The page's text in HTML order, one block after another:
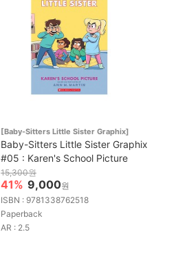
[Baby-Sitters Little Sister Graphix]
Baby-Sitters Little Sister Graphix
#05 : Karen's School Picture
15,300원
41% 9,000원
ISBN : 9781338762518
Paperback
AR : 2.5